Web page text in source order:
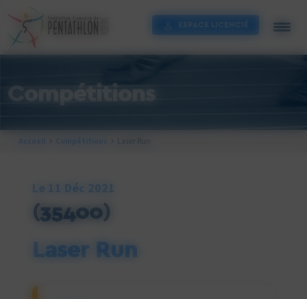
Compétitions
Le 11 Déc 2021
(35400)
Laser Run